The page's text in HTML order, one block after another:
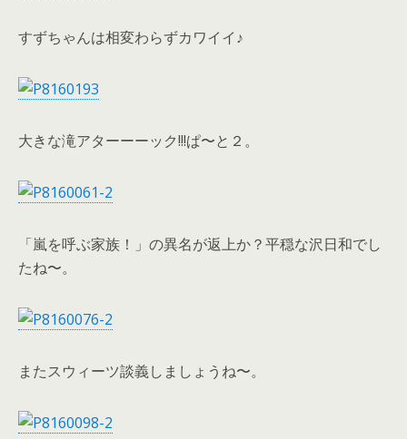
すずちゃんは相変わらずカワイイ♪
大きな滝アターーーック!!!ぱ〜と２。
「嵐を呼ぶ家族！」の異名が返上か？平穏な沢日和でし
たね〜。
またスウィーツ談義しましょうね〜。